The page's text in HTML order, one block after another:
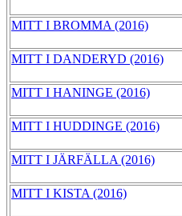
MITT I BROMMA (2016)
MITT I DANDERYD (2016)
MITT I HANINGE (2016)
MITT I HUDDINGE (2016)
MITT I JÄRFÄLLA (2016)
MITT I KISTA (2016)